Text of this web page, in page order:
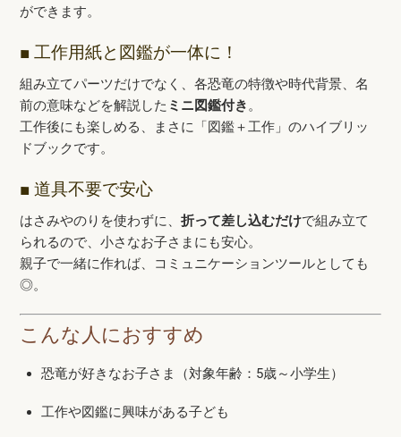
ができます。
■ 工作用紙と図鑑が一体に！
組み立てパーツだけでなく、各恐竜の特徴や時代背景、名
前の意味などを解説した ミニ図鑑付き。
工作後にも楽しめる、まさに「図鑑＋工作」のハイブリッ
ドブックです。
■ 道具不要で安心
はさみやのりを使わずに、折って差し込むだけで組み立て
られるので、小さなお子さまにも安心。
親子で一緒に作れば、コミュニケーションツールとしても
◎。
こんな人におすすめ
恐竜が好きなお子さま（対象年齢：5歳～小学生）
工作や図鑑に興味がある子ども